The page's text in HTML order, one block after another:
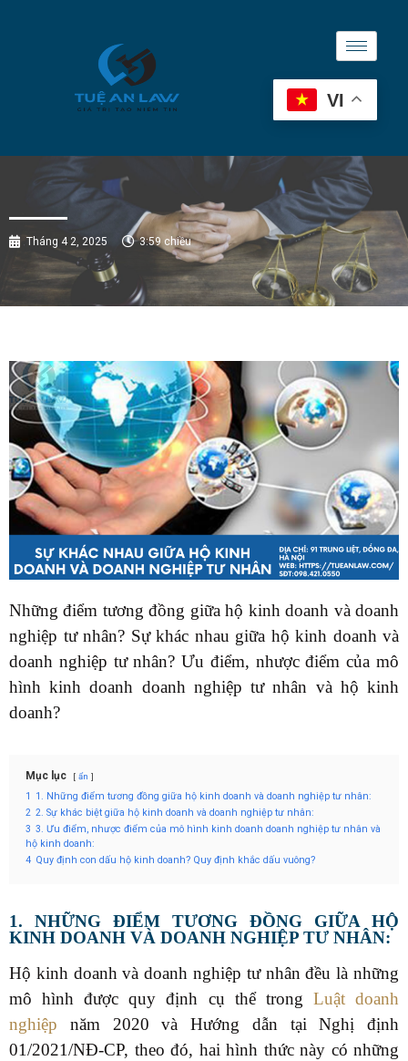
VI
Tháng 4 2, 2025 3:59 chiều
Những điểm tương đồng giữa hộ kinh doanh và doanh
nghiệp tư nhân? Sự khác nhau giữa hộ kinh doanh và
doanh nghiệp tư nhân? Ưu điểm, nhược điểm của mô
hình kinh doanh doanh nghiệp tư nhân và hộ kinh
doanh?
Mục lục ẩn
1
1. Những điểm tương đồng giữa hộ kinh doanh và doanh nghiệp tư nhân:
2 2. Sự khác biệt giữa hộ kinh doanh và doanh nghiệp tư nhân:
3 3. Ưu điểm, nhược điểm của mô hình kinh doanh doanh nghiệp tư nhân và
hộ kinh doanh:
4 Quy định con dấu hộ kinh doanh? Quy định khắc dấu vuông?
1. NHỮNG ĐIỂM TƯƠNG ĐỒNG GIỮA HỘ
KINH DOANH VÀ DOANH NGHIỆP TƯ NHÂN:
Hộ kinh doanh và doanh nghiệp tư nhân đều là những
mô hình được quy định cụ thể trong Luật doanh
nghiệp năm 2020 và Hướng dẫn tại Nghị định
01/2021/NĐ-CP, theo đó, hai hình thức này có những